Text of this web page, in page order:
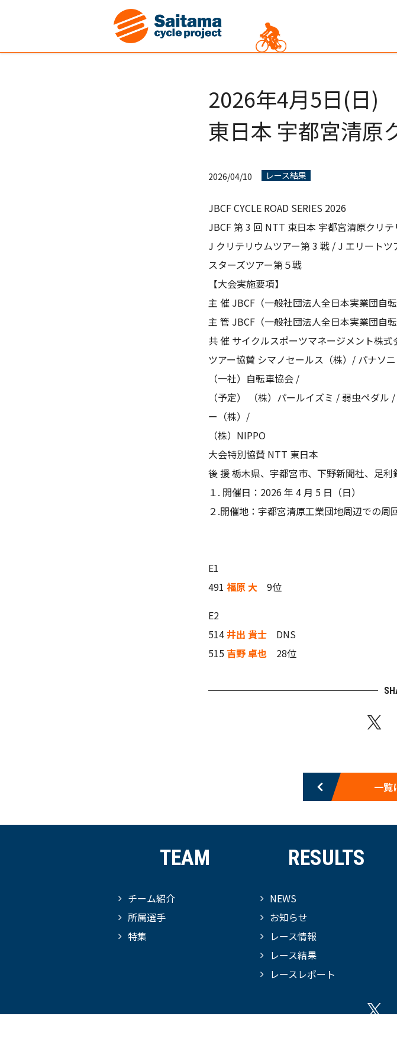
2026年4月5日(日)
東日本 宇都宮清
2026/04/10 レース結果
JBCF CYCLE ROAD SERIES 2026
JBCF 第 3 回 NTT 東日本 宇都宮清原クリテ
J クリテリウムツアー第 3 戦 / J エリート
スターズツアー第５戦
【大会実施要項】
主 催 JBCF（一般社団法人全日本実業団自転
主 管 JBCF（一般社団法人全日本実業団自転
共 催 サイクルスポーツマネージメント株式
ツアー協賛 シマノセールス（株）/ パナソ
（一社）自転車協会 /
（予定） （株）パールイズミ / 弱虫ペダ
ー（株）/
（株）NIPPO
大会特別協賛 NTT 東日本
後 援 栃木県、宇都宮市、下野新聞社、足利
１. 開催日：2026 年 4 月 5 日（日）
２.開催地：宇都宮清原工業団地周辺での周
E1
491 福原 大 9位
E2
514井出 貴士 DNS
515 吉野 卓也 28位
一覧
TEAM
チーム紹介
所属選手
特集
RESULTS
NEWS
お知らせ
レース情報
レース結果
レースレポート